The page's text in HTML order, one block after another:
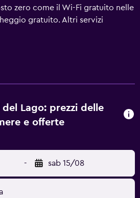
zero come il Wi-Fi gratuito nelle
gratuito. Altri servizi
un bar a bordo piscina e uno
Lago offre 100 sistemazioni con
Sono disponibili scrivania e
provviste di ventilatori e tende
nel mese di ottobre 2025.
all'aperto, una piscina per
I servizi ricreativi
sauna e una palestra. Le attività
del Lago: prezzi delle
e offerte
- sab 15/08